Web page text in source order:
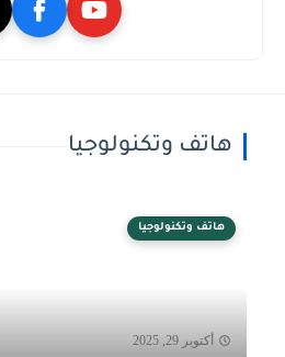
هاتف وتكنولوجيا
هاتف وتكنولوجيا
أكتوبر 29, 2025